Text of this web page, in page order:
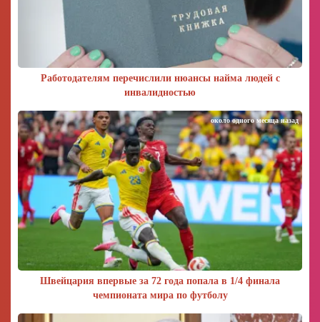
Работодателям перечислили нюансы найма людей с
инвалидностью
Швейцария впервые за 72 года попала в 1/4 финала
чемпионата мира по футболу
около одного месяца назад